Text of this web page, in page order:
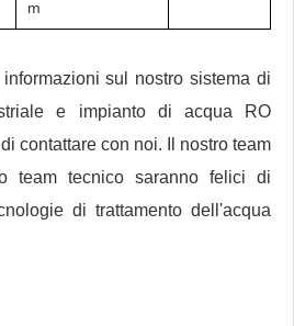
m
sul nostro sistema di
e impianto di acqua RO
contattare con noi. Il nostro team
team tecnico saranno felici di
di trattamento dell'acqua